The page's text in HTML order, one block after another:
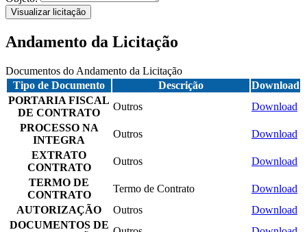
Visualizar licitação
Andamento da Licitação
Documentos do Andamento da Licitação
Tipo de Documento
Descrição
Download
PORTARIA FISCAL
DE CONTRATO
Outros
Download
PROCESSO NA
INTEGRA
Outros
Download
EXTRATO
CONTRATO
Outros
Download
TERMO DE
CONTRATO
Termo de Contrato
Download
AUTORIZAÇÃO
Outros
Download
DOCUMENTOS DE